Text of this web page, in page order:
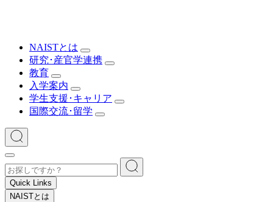
NAISTとは
研究･産官学連携
教育
入学案内
学生支援･キャリア
国際交流･留学
Quick Links
NAISTとは